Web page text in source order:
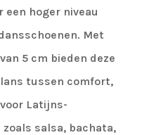
hoger niveau
Met
5 cm bieden deze
tussen comfort,
Latijns-
salsa, bachata,